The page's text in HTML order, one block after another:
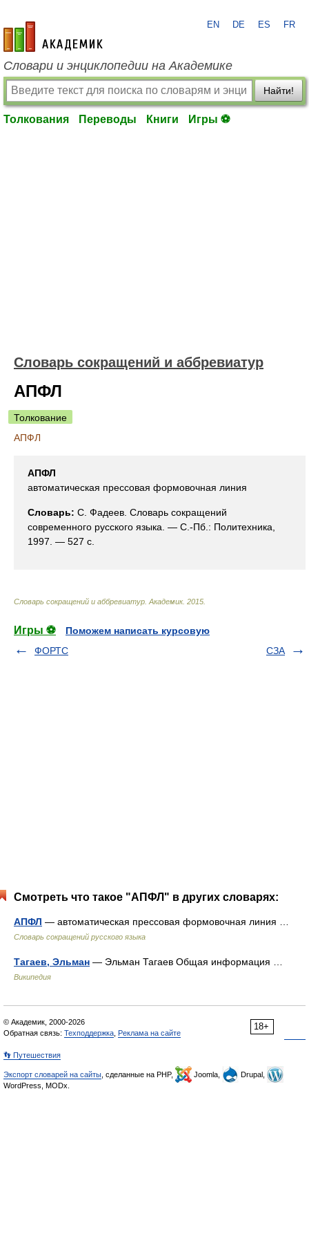
academic.ru
EN DE ES FR
Словари и энциклопедии на Академике
Найти!
Толкования Переводы Книги Игры ⚽
Словарь сокращений и аббревиатур
АПФЛ
Толкование
АПФЛ
АПФЛ
автоматическая прессовая формовочная линия
Словарь: С. Фадеев. Словарь сокращений
современного русского языка. — С.-Пб.: Политехника,
1997. — 527 с.
Словарь сокращений и аббревиатур Академик. 2015
Игры ⚽
Поможем написать курсовую
ФОРТС
СЗА
Смотреть что такое "АПФЛ" в других словарях:
АПФЛ — автоматическая прессовая формовочная линия …
Словарь сокращений русского языка
Тагаев, Эльман — Эльман Тагаев Общая информация …
Википедия
18+
© Академик, 2000-2026
Обратная связь: Техподдержка Реклама на сайте
👣 Путешествия
Экспорт словарей на сайты , сделанные на PHP, Joomla,
Drupal,
WordPress, MODx.